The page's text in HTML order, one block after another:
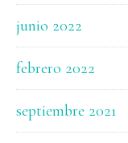
junio 2022
febrero 2022
septiembre 2021